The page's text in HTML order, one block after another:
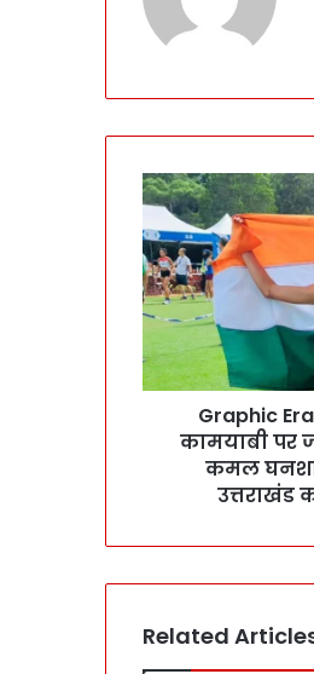
G
r
a
p
h
i
E
r
का
म
Graphic
कामयाबी पर
कमल
उत्तराखंड
Related